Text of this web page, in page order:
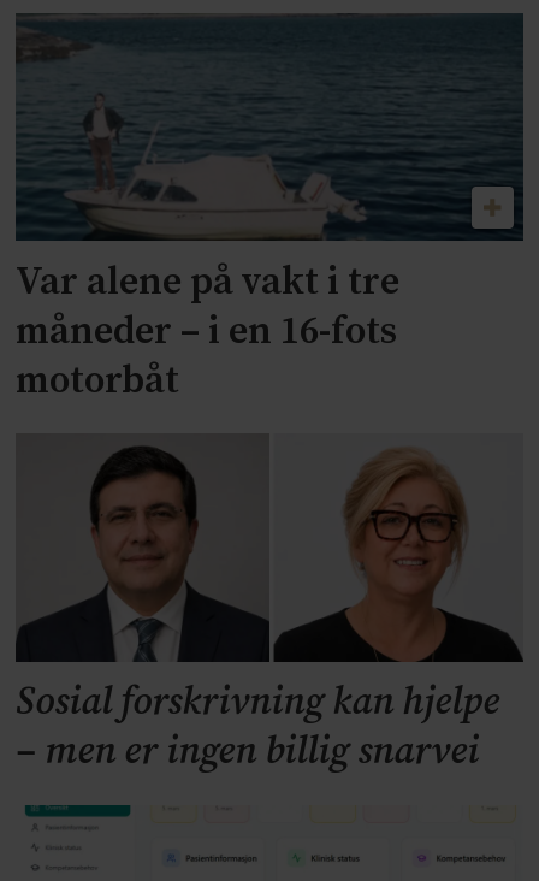
Var alene på vakt i tre
måneder – i en 16-fots
motorbåt
Sosial forskrivning kan hjelpe
– men er ingen billig snarvei